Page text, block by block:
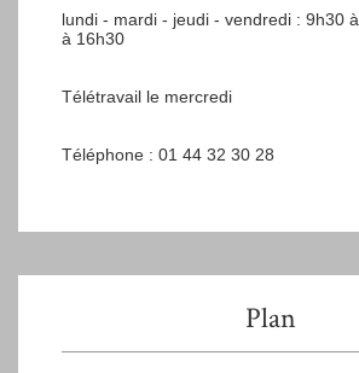
lundi - mardi - jeudi - vendredi : 9h30
à 16h30
Télétravail le mercredi
Téléphone : 01 44 32 30 28
Plan